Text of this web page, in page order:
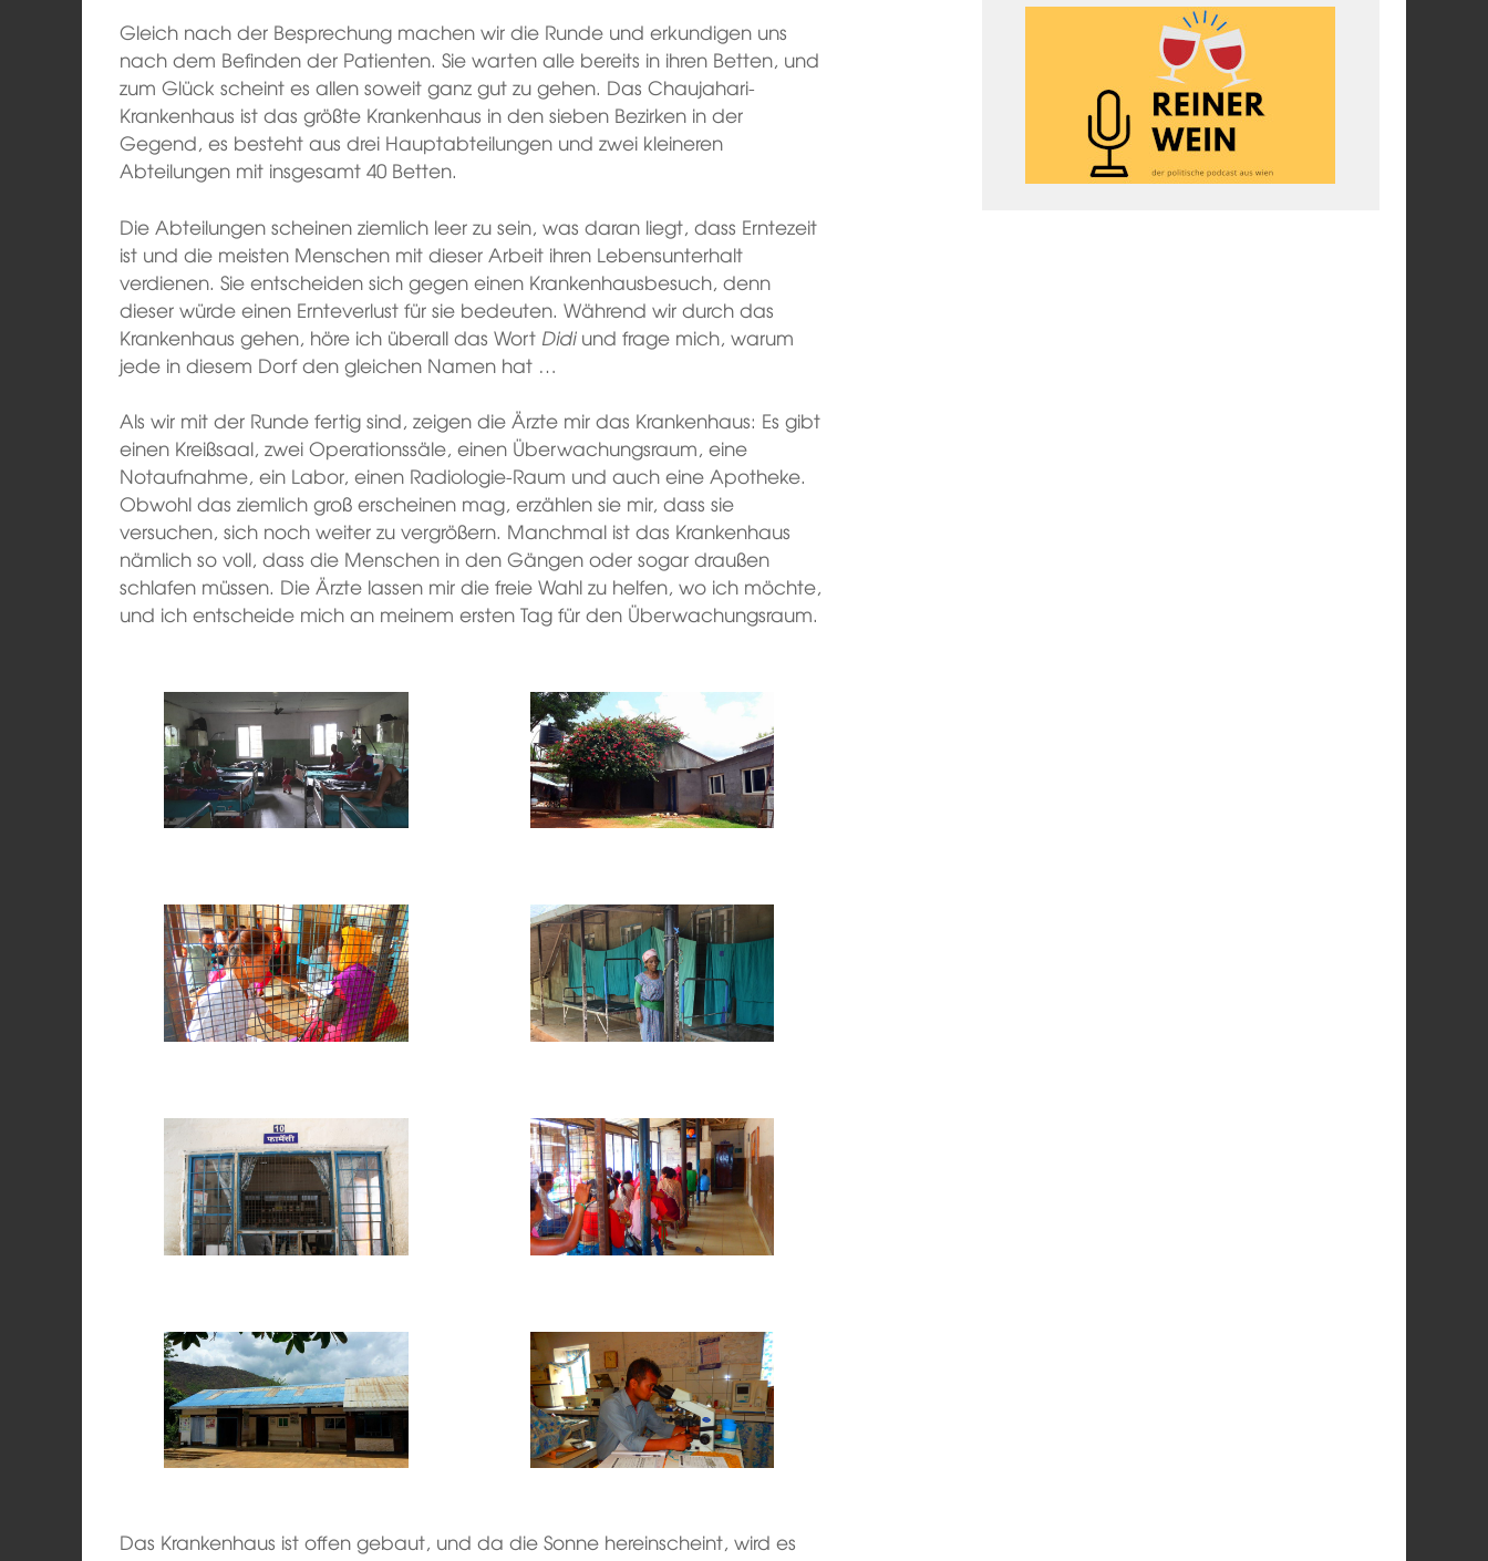
Gleich nach der Besprechung machen wir die Runde und erkundigen uns
nach dem Befinden der Patienten. Sie warten alle bereits in ihren Betten, und
zum Glück scheint es allen soweit ganz gut zu gehen. Das Chaujahari-
Krankenhaus ist das größte Krankenhaus in den sieben Bezirken in der
Gegend, es besteht aus drei Hauptabteilungen und zwei kleineren
Abteilungen mit insgesamt 40 Betten.
Die Abteilungen scheinen ziemlich leer zu sein, was daran liegt, dass Erntezeit
ist und die meisten Menschen mit dieser Arbeit ihren Lebensunterhalt
verdienen. Sie entscheiden sich gegen einen Krankenhausbesuch, denn
dieser würde einen Ernteverlust für sie bedeuten. Während wir durch das
Krankenhaus gehen, höre ich überall das Wort Didiund frage mich, warum
jede in diesem Dorf den gleichen Namen hat …
Als wir mit der Runde fertig sind, zeigen die Ärzte mir das Krankenhaus: Es gibt
einen Kreißsaal, zwei Operationssäle, einen Überwachungsraum, eine
Notaufnahme, ein Labor, einen Radiologie-Raum und auch eine Apotheke.
Obwohl das ziemlich groß erscheinen mag, erzählen sie mir, dass sie
versuchen, sich noch weiter zu vergrößern. Manchmal ist das Krankenhaus
nämlich so voll, dass die Menschen in den Gängen oder sogar draußen
schlafen müssen. Die Ärzte lassen mir die freie Wahl zu helfen, wo ich möchte,
und ich entscheide mich an meinem ersten Tag für den Überwachungsraum.
Das Krankenhaus ist offen gebaut, und da die Sonne hereinscheint, wird es